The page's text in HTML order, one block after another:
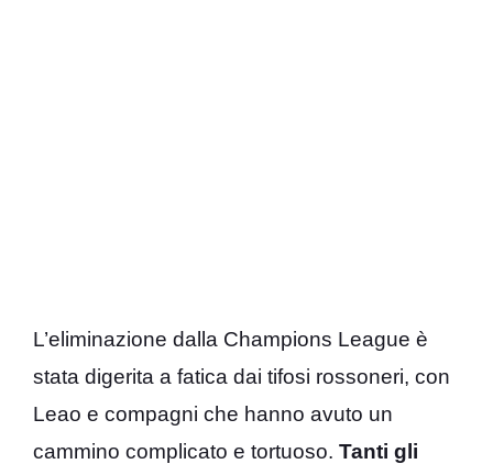
L’eliminazione dalla Champions League è
stata digerita a fatica dai tifosi rossoneri, con
Leao e compagni che hanno avuto un
cammino complicato e tortuoso. Tanti gli